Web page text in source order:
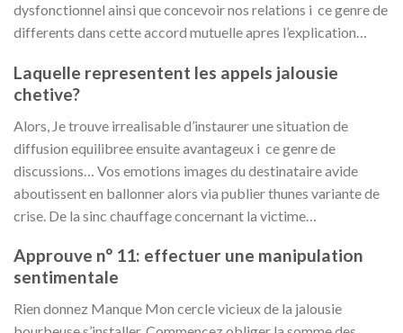
dysfonctionnel ainsi que concevoir nos relations i ce genre de
differents dans cette accord mutuelle apres l’explication…
Laquelle representent les appels jalousie
chetive?
Alors, Je trouve irrealisable d’instaurer une situation de
diffusion equilibree ensuite avantageux i ce genre de
discussions… Vos emotions images du destinataire avide
aboutissent en ballonner alors via publier thunes variante de
crise. De la sinc chauffage concernant la victime…
Approuve n° 11: effectuer une manipulation
sentimentale
Rien donnez Manque Mon cercle vicieux de la jalousie